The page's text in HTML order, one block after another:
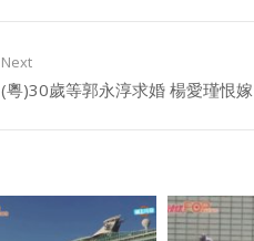
Next
(粵)30歲等郭永淳求婚 楊愛瑾恨嫁